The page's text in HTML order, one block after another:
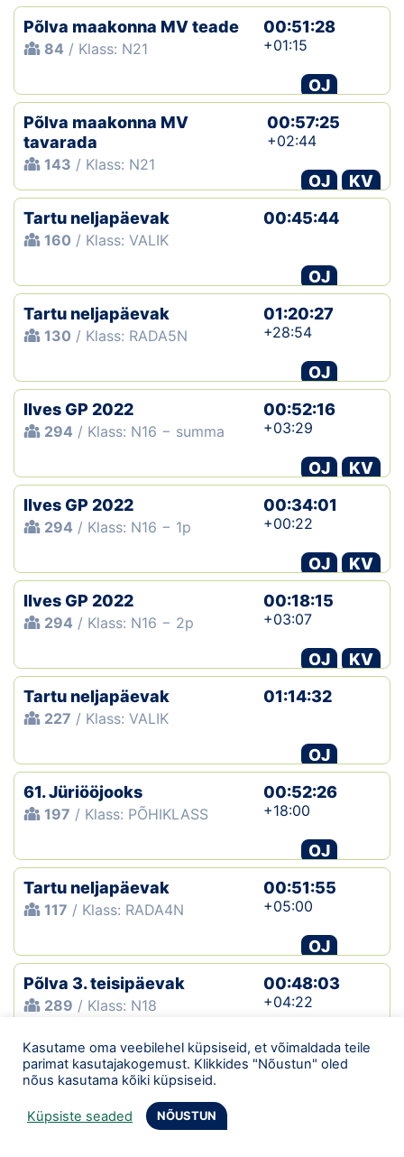
Põlva maakonna MV teade
84 / Klass: N21
00:51:28
+01:15
OJ
Põlva maakonna MV
tavarada
143 / Klass: N21
00:57:25
+02:44
OJ
KV
Tartu neljapäevak
160 / Klass: VALIK
00:45:44
OJ
Tartu neljapäevak
130 / Klass: RADA5N
01:20:27
+28:54
OJ
Ilves GP 2022
294 / Klass: N16 − summa
00:52:16
+03:29
OJ
KV
Ilves GP 2022
294 / Klass: N16 − 1p
00:34:01
+00:22
OJ
KV
Ilves GP 2022
294 / Klass: N16 − 2p
00:18:15
+03:07
OJ
KV
Tartu neljapäevak
227 / Klass: VALIK
01:14:32
OJ
61. Jüriööjooks
197 / Klass: PÕHIKLASS
00:52:26
+18:00
OJ
Tartu neljapäevak
117 / Klass: RADA4N
00:51:55
+05:00
OJ
Põlva 3. teisipäevak
289 / Klass: N18
00:48:03
+04:22
OJ
Põlva 1. teisipäevak
/ Klass: N16
Kasutame oma veebilehel küpsiseid, et võimaldada teile
parimat kasutajakogemust. Klikkides "Nõustun" oled
nõus kasutama kõiki küpsiseid.
Küpsiste seaded NÕUSTUN